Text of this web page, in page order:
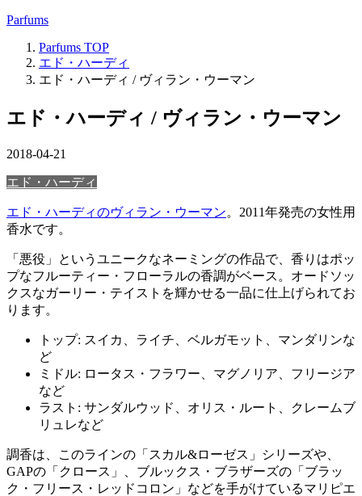
Parfums
Parfums TOP
エド・ハーディ
エド・ハーディ / ヴィラン・ウーマン
エド・ハーディ / ヴィラン・ウーマン
2018-04-21
エド・ハーディ
エド・ハーディのヴィラン・ウーマン。2011年発売の女性用
香水です。
「悪役」というユニークなネーミングの作品で、香りはポッ
プなフルーティー・フローラルの香調がベース。オードソッ
クスなガーリー・テイストを輝かせる一品に仕上げられてお
ります。
トップ: スイカ、ライチ、ベルガモット、マンダリンな
ど
ミドル: ロータス・フラワー、マグノリア、フリージア
など
ラスト: サンダルウッド、オリス・ルート、クレームブ
リュレなど
調香は、このラインの「スカル&ローゼス」シリーズや、
GAPの「クロース」、ブルックス・ブラザーズの「ブラッ
ク・フリース・レッドコロン」などを手がけているマリピエ